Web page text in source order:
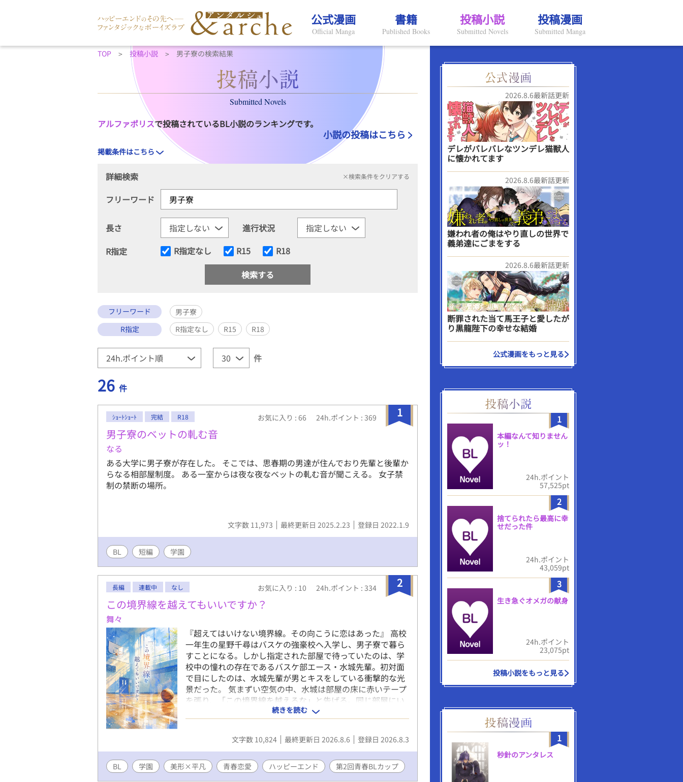
公式漫画
Official Manga
書籍
Published Books
投稿小説
Submitted Novels
投稿漫画
Submitted Manga
TOP 投稿小説 男子寮の検索結果
Submitted Novels
アルファポリスで投稿されているBL小説のランキングです。
小説の投稿はこちら
掲載条件はこちら
詳細検索 ×検索条件をクリアする
フリーワード
長さ
進行状況
R指定
R指定なし R15 R18
フリーワード
男子寮
R指定
R指定なし R15 R18
件
26 件
1
ｼｮｰﾄｼｮｰﾄ 完結 R18 お気に入り : 66 24h.ポイント : 369
男子寮のベットの軋む音
なる
ある大学に男子寮が存在した。 そこでは、思春期の男達が住んでおり先輩と後輩か
らなる相部屋制度。 ある一室からは夜な夜なベットの軋む音が聞こえる。 女子禁
制の禁断の場所。
文字数 11,973 最終更新日 2025.2.23 登録日 2022.1.9
BL 短編 学園
2
長編 連載中 なし お気に入り : 10 24h.ポイント : 334
この境界線を越えてもいいですか？
舞々
『超えてはいけない境界線。その向こうに恋はあった』 高校
一年生の星野千尋はバスケの強豪校へ入学し、男子寮で暮ら
すことになる。しかし指定された部屋で待っていたのは、学
校中の憧れの存在であるバスケ部エース・水城先輩。初対面
で目にしたのは、水城先輩が男とキスをしている衝撃的な光
景だった。 気まずい空気の中、水城は部屋の床に赤いテープ
を張り、「この境界線を越えるな」と告げる。同じ部屋にい
ながら、決して越えてはいけない境界線。それでも水城の優
しさに触れる度、千尋は少しずつ水城へ惹かれていく。 境界
線の向こうにあるのは、憧れか、それとも恋か──。 寮生活
から始まる、年の差青春BL。
続きを読む
文字数 10,824 最終更新日 2026.8.6 登録日 2026.8.3
BL 学園 美形×平凡 青春恋愛 ハッピーエンド 第2回青春BLカップ
2026.8.6最新話更新
デレがバレバレなツンデレ猫獣人
に懐かれてます
2026.8.6最新話更新
嫌われ者の俺はやり直しの世界で
義弟達にごまをする
2026.8.6最新話更新
断罪された当て馬王子と愛したが
り黒龍陛下の幸せな結婚
公式漫画をもっと見る
1
本編なんて知りません
ッ！
24h.ポイント
57,525pt
2
捨てられたら最高に幸
せだった件
24h.ポイント
43,059pt
3
生き急ぐオメガの献身
24h.ポイント
23,075pt
投稿小説をもっと見る
1
秒針のアンタレス